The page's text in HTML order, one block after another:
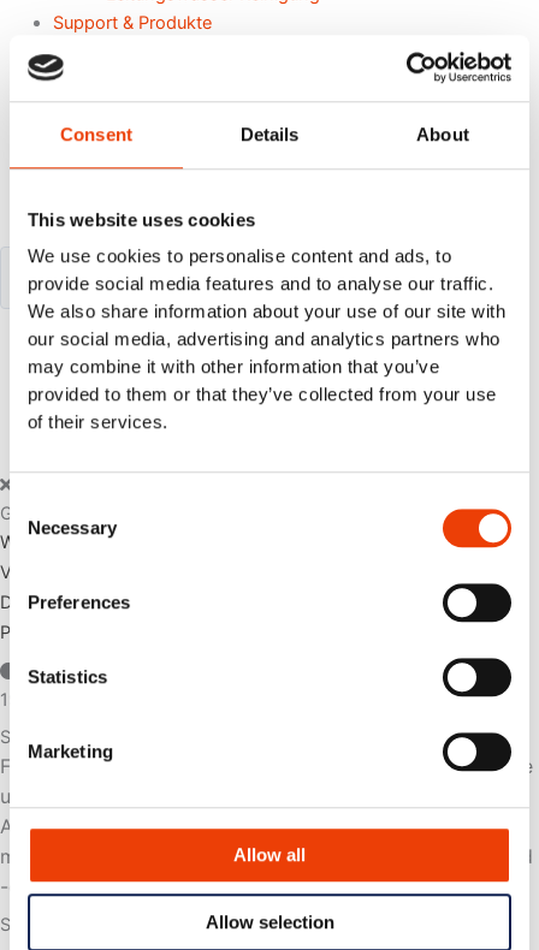
Consent Details About
This website uses cookies
We use cookies to personalise content and ads, to
provide social media features and to analyse our traffic.
We also share information about your use of our site with
our social media, advertising and analytics partners who
may combine it with other information that you’ve
provided to them or that they’ve collected from your use
of their services.
Consent
Selection
Necessary
Preferences
Statistics
Marketing
Allow all
Allow selection
Support & Produkte
Sprühbalken-Rechner
Navigator Web-Programm
Nilfisk FOOD APP/Kommandant
Blog
Kontakt
Search our website
- try our AI powered chatbot to find all the answers you are
looking for. Find it in the lower right corner of every page.
Geschichte
Wenn es keinen Moment zu verlieren gibt!
Vollautomatische und einheitliche tägliche Reinigung und
Desinfektion mit mehreren maßgeschneiderten
Programmoptionen.
1981
Start
Für uns geht es darum, die sich entwickelnden Bedürfnisse
unserer Kunden zu befriedigen, und zwar seit den
Anfängen im Jahr 1981, als eine örtliche Tankstelle Metax
mit der Bitte an uns herantrat, die Reinigungsprozesse und
-ergebnisse in ihrer Waschanlage zu optimieren.
So haben wir unsere Erfahrungen mit Schaumstoff begonnen.